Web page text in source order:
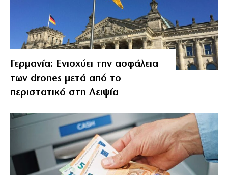
Γερμανία: Ενισχύει την ασφάλεια
των drones μετά από το
περιστατικό στη Λειψία